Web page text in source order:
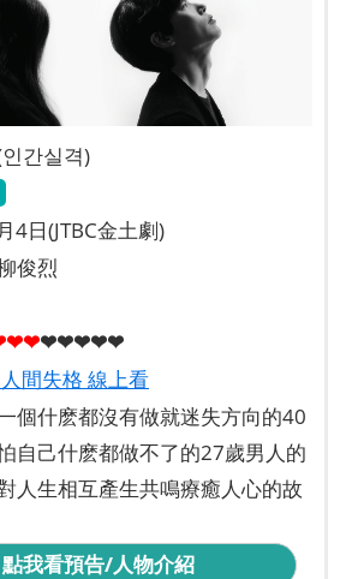
간실격)
4日(JTBC金土劇)
俊烈
❤❤❤❤❤❤
間失格 線上看
個什麽都沒有做就迷失方向的40
自己什麽都做不了的27歲男人的
人生相互產生共鳴療癒人心的故
點我看預告/人物介紹